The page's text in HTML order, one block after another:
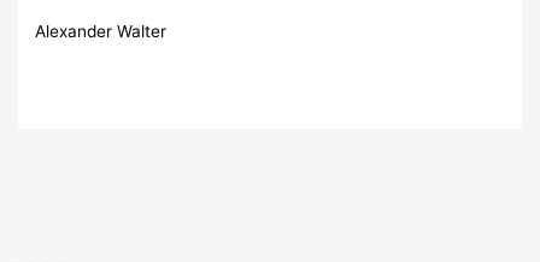
Alexander Walter